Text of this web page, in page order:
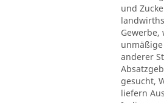
und
Gewerbe,
anderer
gesucht,
liefern